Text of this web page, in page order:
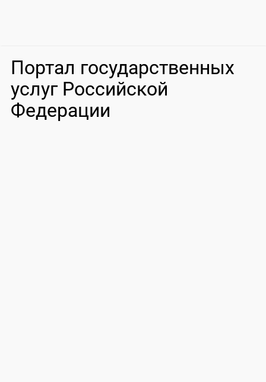
Портал государственных
услуг Российской
Федерации